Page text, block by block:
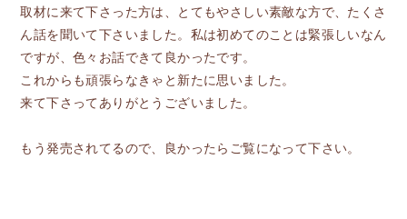
取材に来て下さった方は、とてもやさしい素敵な方で、たくさ
ん話を聞いて下さいました。私は初めてのことは緊張しいなん
ですが、色々お話できて良かったです。
これからも頑張らなきゃと新たに思いました。
来て下さってありがとうございました。
もう発売されてるので、良かったらご覧になって下さい。